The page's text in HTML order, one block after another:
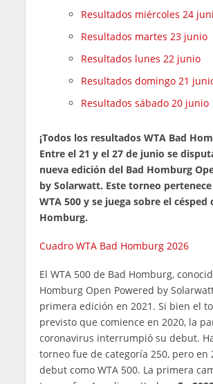
Resultados miércoles 24
Resultados martes 23 junio
Resultados lunes 22 junio
Resultados domingo 21
Resultados sábado 20 junio
¡Todos los resultados WTA Bad
Entre el 21 y el 27 de junio se
nueva edición del Bad Homburg
by Solarwatt. Este torneo
WTA 500 y se juega sobre el césped
Homburg.
Cuadro WTA Bad Homburg 2026
El WTA 500 de Bad Homburg,
Homburg Open Powered by
primera edición en 2021. Si bien el
previsto que comience en 2020, la
coronavirus interrumpió su debut.
torneo fue de categoría 250, pero en
debut como WTA 500. La primera